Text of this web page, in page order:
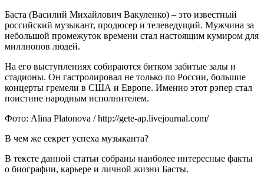
Баста (Василий Михайлович Вакуленко) – это известный
российский музыкант, продюсер и телеведущий. Мужчина за
небольшой промежуток времени стал настоящим кумиром для
миллионов людей.
На его выступлениях собираются битком забитые залы и
стадионы. Он гастролировал не только по России, большие
концерты гремели в США и Европе. Именно этот рэпер стал
поистине народным исполнителем.
Фото: Alina Platonova / http://gete-ap.livejournal.com/
В чем же секрет успеха музыканта?
В тексте данной статьи собраны наиболее интересные факты
о биографии, карьере и личной жизни Басты.